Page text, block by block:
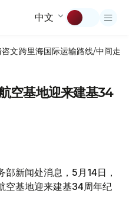
中文
文跨里海国际运输路线/中间走廊
空基地迎来建基34
部新闻处消息，5月14日，
空基地迎来建基34周年纪